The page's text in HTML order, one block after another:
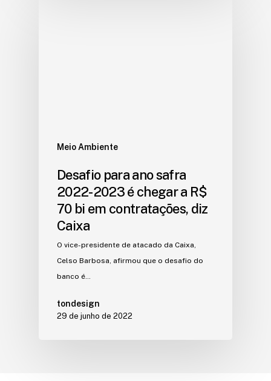
Meio Ambiente
Desafio para ano safra
2022-2023 é chegar a R$
70 bi em contratações, diz
Caixa
O vice-presidente de atacado da Caixa,
Celso Barbosa, afirmou que o desafio do
banco é…
tondesign
29 de junho de 2022